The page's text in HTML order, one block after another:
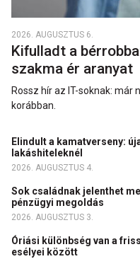
2026. AUGUSZTUS 6.
Kifulladt a
szakma ér aranyat
Rossz hír az IT-soknak: már
korábban.
Elindult a kamatverseny:
lakáshiteleknél
2026. AUGUSZTUS 4.
Sok családnak jelenthet
pénzügyi megoldás
2026. AUGUSZTUS 3.
Óriási különbség van a
esélyei között